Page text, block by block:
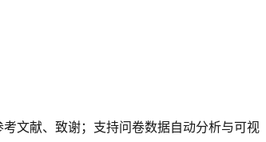
文献、致谢；支持问卷数据自动分析与可视